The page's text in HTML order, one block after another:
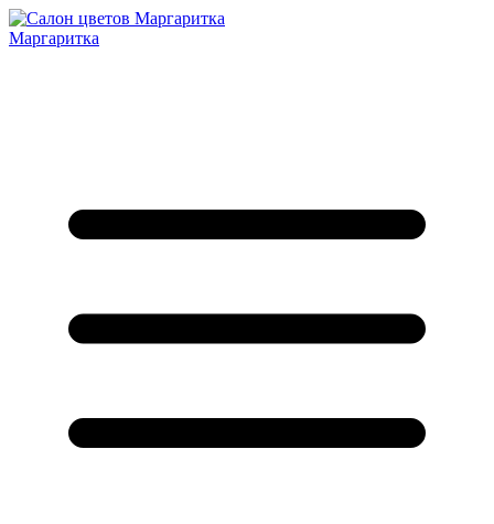
Маргаритка